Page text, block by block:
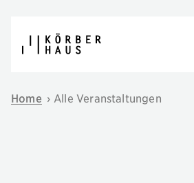
Home › Alle Veranstaltungen